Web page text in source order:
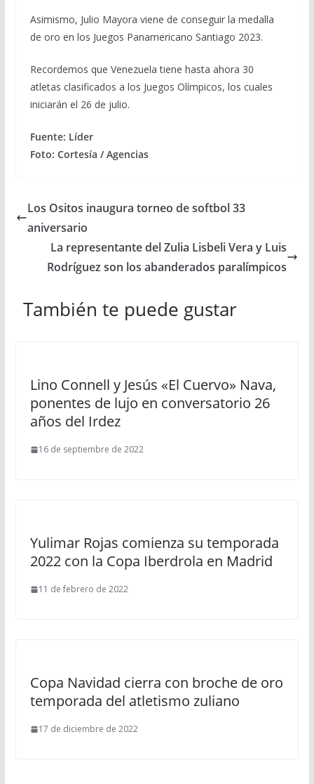
Asimismo, Julio Mayora viene de conseguir la medalla
de oro en los Juegos Panamericano Santiago 2023.
Recordemos que Venezuela tiene hasta ahora 30
atletas clasificados a los Juegos Olímpicos, los cuales
iniciarán el 26 de julio.
Fuente: Líder
Foto: Cortesía / Agencias
Los Ositos inaugura torneo de softbol 33
aniversario
La representante del Zulia Lisbeli Vera y Luis
Rodríguez son los abanderados paralímpicos
También te puede gustar
Lino Connell y Jesús «El Cuervo» Nava,
ponentes de lujo en conversatorio 26
años del Irdez
16 de septiembre de 2022
Yulimar Rojas comienza su temporada
2022 con la Copa Iberdrola en Madrid
11 de febrero de 2022
Copa Navidad cierra con broche de oro
temporada del atletismo zuliano
17 de diciembre de 2022